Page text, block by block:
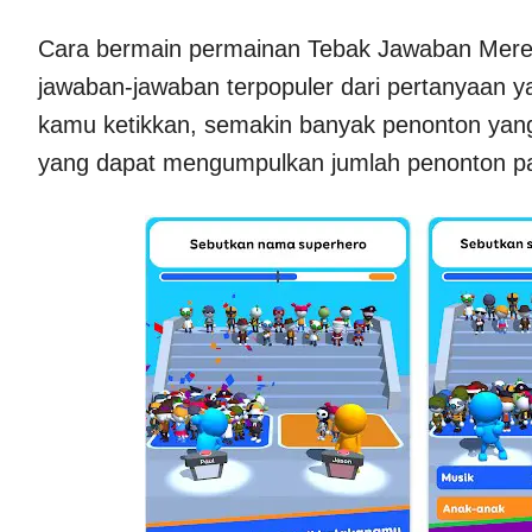
Cara bermain permainan Tebak Jawaban
jawaban-jawaban terpopuler dari pertanyaan
kamu ketikkan, semakin banyak penonton
yang dapat mengumpulkan jumlah penonton